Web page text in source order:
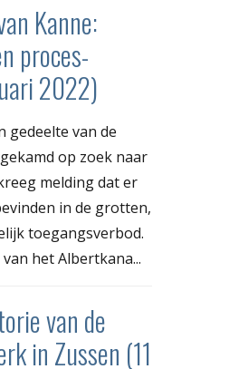
Kanne:
proces-
2022)
gedeelte van de
op zoek naar
melding dat er
in de grotten,
toegangsverbod.
het Albertkana...
van de
in Zussen (11